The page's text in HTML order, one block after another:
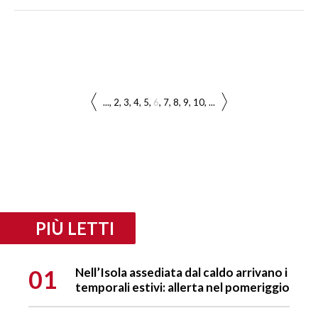
... 2 3 4 5 6 7 8 9 10 ...
PIÙ LETTI
01
Nell’Isola assediata dal caldo arrivano i
temporali estivi: allerta nel pomeriggio